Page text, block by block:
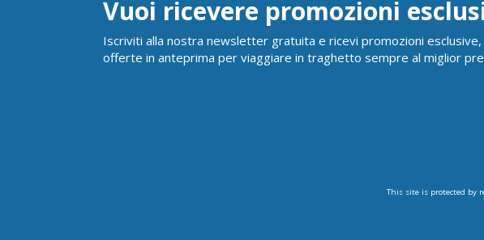
Vuoi ricevere promozioni
Iscriviti alla nostra newsletter gratuita e ricevi promozioni
offerte in anteprima per viaggiare in traghetto sempre al miglior
This site is protected by